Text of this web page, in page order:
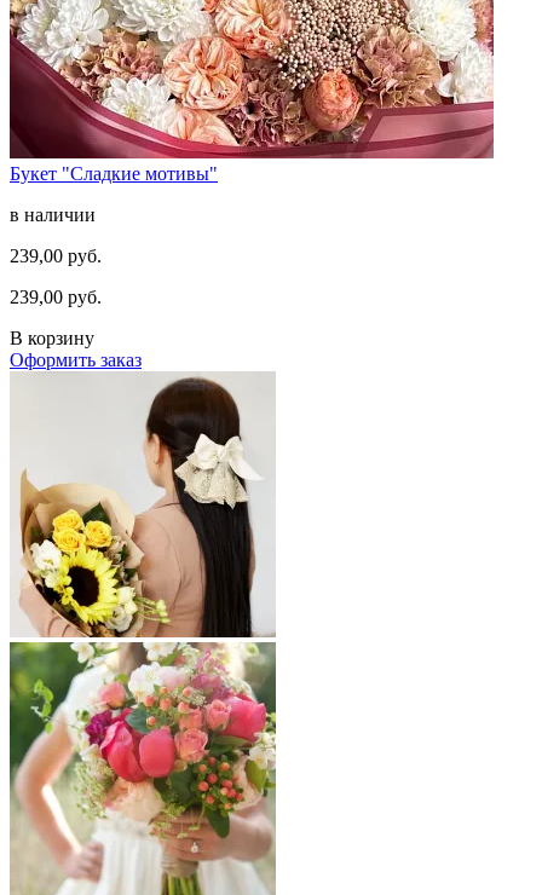
Букет "Сладкие мотивы"
в наличии
239,00 руб.
239,00 руб.
В корзину
Оформить заказ